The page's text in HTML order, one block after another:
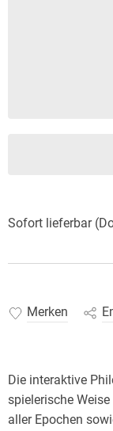
Sofort lieferbar
Merken
Die interaktive
spielerische
aller Epochen